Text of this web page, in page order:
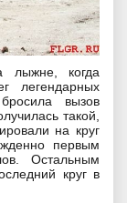
лыжне, когда
легендарных
вызов
такой,
на круг
первым
Остальным
круг в